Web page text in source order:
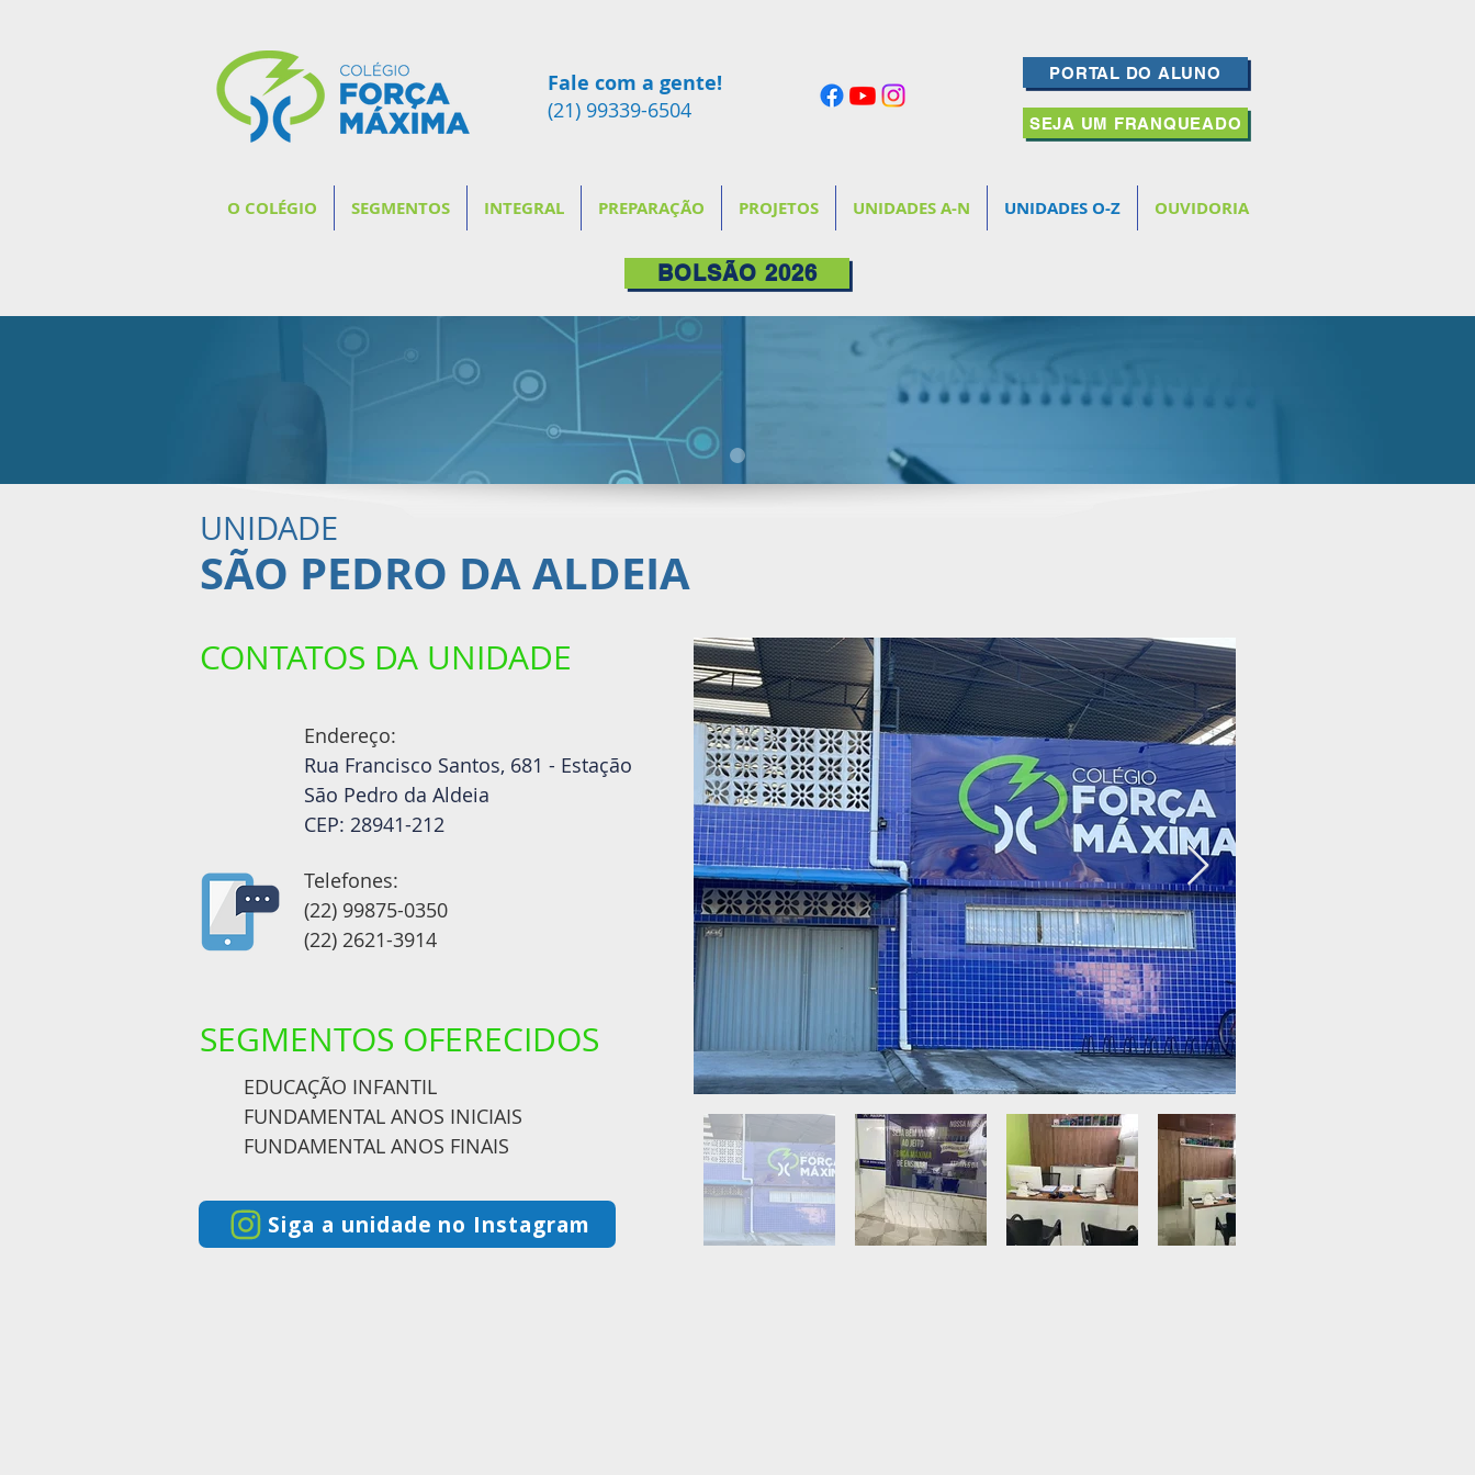
Fale com a gente!
(21) 99339-6504
PORTAL DO ALUNO
SEJA UM FRANQUEADO
O COLÉGIO SEGMENTOS INTEGRAL PREPARAÇÃO PROJETOS UNIDADES A-N UNIDADES O-Z OUVIDORIA
BOLSÃO 2026
UNIDADE
SÃO PEDRO DA ALDEIA
CONTATOS DA UNIDADE
Endereço:
Rua Francisco Santos, 681 - Estação
São Pedro da Aldeia
CEP: 28941-212
Telefones:
(22) 99875-0350
(22) 2621-3914
SEGMENTOS OFERECIDOS
EDUCAÇÃO INFANTIL
FUNDAMENTAL ANOS INICIAIS
FUNDAMENTAL ANOS FINAIS
Siga a unidade no Instagram